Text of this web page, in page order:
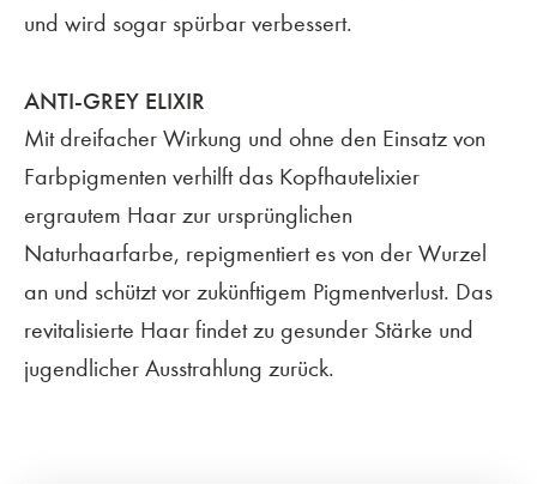
und wird sogar spürbar verbessert.
ANTI-GREY ELIXIR
Mit dreifacher Wirkung und ohne den Einsatz von
Farbpigmenten verhilft das Kopfhautelixier
ergrautem Haar zur ursprünglichen
Naturhaarfarbe, repigmentiert es von der Wurzel
an und schützt vor zukünftigem Pigmentverlust. Das
revitalisierte Haar findet zu gesunder Stärke und
jugendlicher Ausstrahlung zurück.